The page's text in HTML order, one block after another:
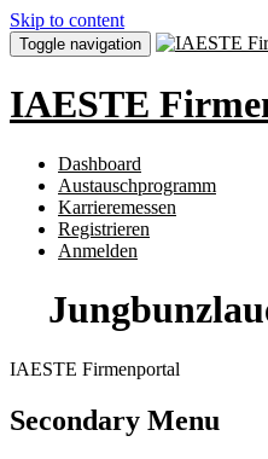
Skip to content
Toggle navigation
IAESTE
Dashboard
Austauschprogramm
Karrieremessen
Registrieren
Anmelden
IAESTE Firmenportal
Secondary Menu